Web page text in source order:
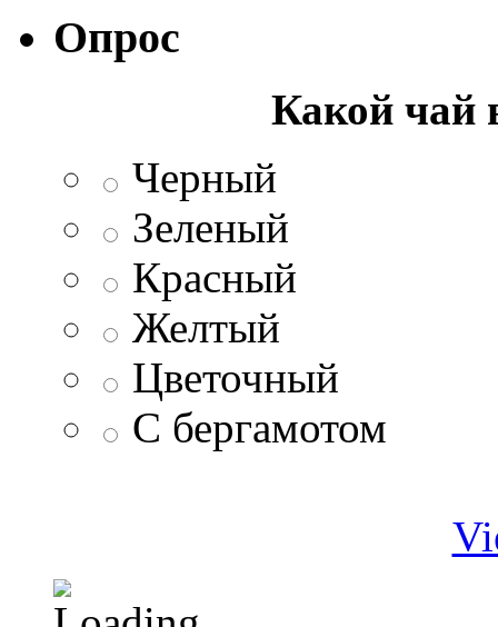
Опрос
Какой чай
Черный
Зеленый
Красный
Желтый
Цветочный
С бергамотом